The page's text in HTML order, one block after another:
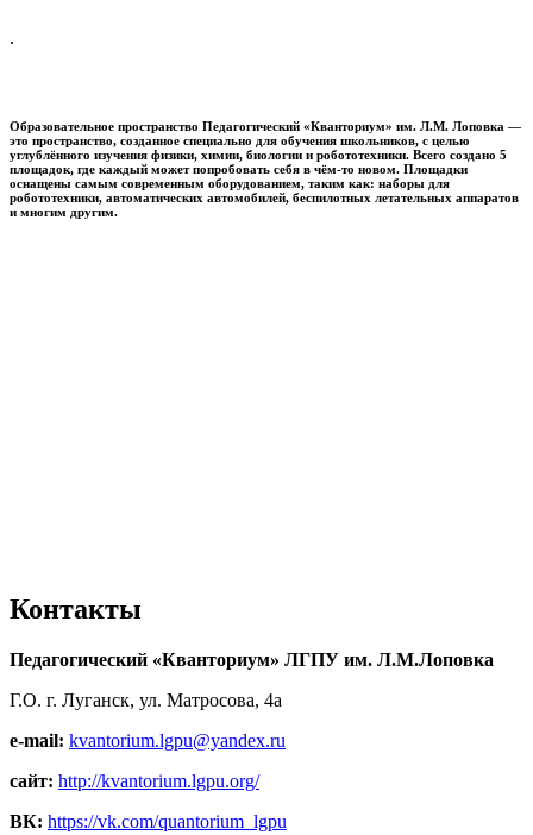
.
Образовательное пространство Педагогический «Кванториум» им. Л.М. Лоповка —
это пространство, созданное специально для обучения школьников, с целью
углублённого изучения физики, химии, биологии и робототехники. Всего создано 5
площадок, где каждый может попробовать себя в чём-то новом. Площадки
оснащены самым современным оборудованием, таким как: наборы для
робототехники, автоматических автомобилей, беспилотных летательных аппаратов
и многим другим.
Контакты
Педагогический «Кванториум» ЛГПУ им. Л.М.Лоповка
Г.О. г. Луганск, ул. Матросова, 4а
e-mail: kvantorium.lgpu@yandex.ru
сайт: http://kvantorium.lgpu.org/
ВК: https://vk.com/quantorium_lgpu